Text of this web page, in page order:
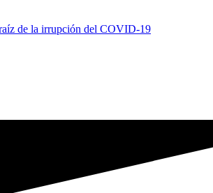
raíz de la irrupción del COVID-19